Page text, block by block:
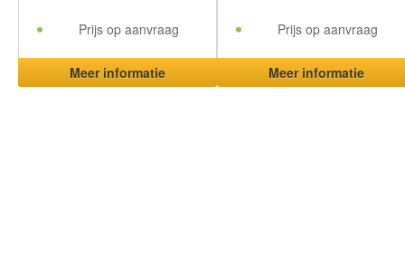
Prijs op aanvraag
Meer informatie
Prijs op aanvraag
Meer informatie